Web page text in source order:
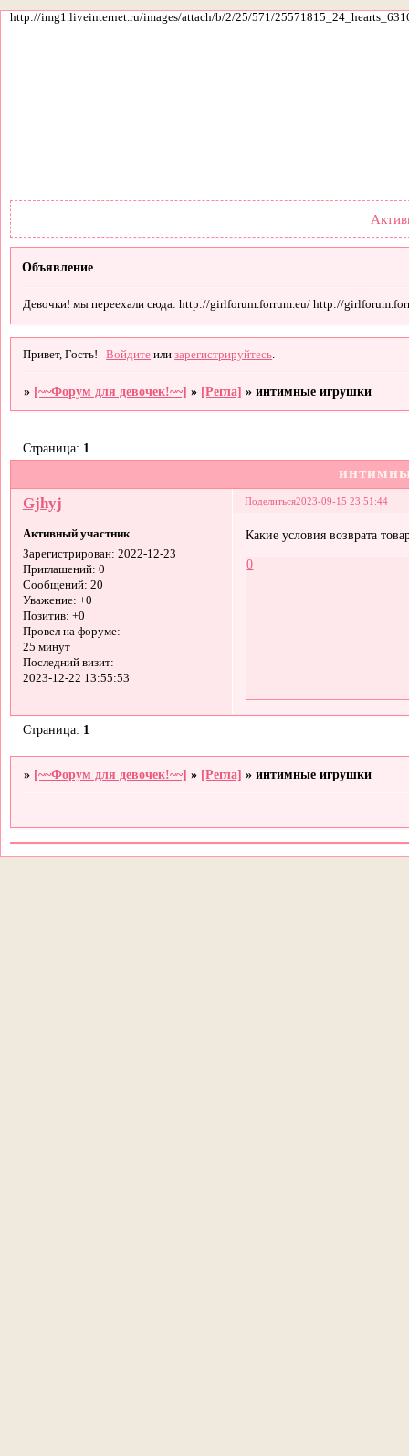
http://img1.liveinternet.ru/images/attach/b/2/25/571/
Объявление
Девочки! мы переехали сюда: http://girlforum.forrum.eu/ http://
Привет, Гость! Войдите илизарегистрируйтесь
» [~~Форум для девочек!~~] » [Регла] »интимные игрушки
Страница: 1
Поделиться2023-09-15 23:51:44
Gjhyj
Активный участник
Зарегистрирован: 2022-12-23
Приглашений: 0
Сообщений: 20
Уважение: +0
Позитив: +0
Провел на форуме:
25 минут
Последний визит:
2023-12-22 13:55:53
Какие условия возврата
0
Страница: 1
» [~~Форум для девочек!~~] » [Регла] »интимные игрушки